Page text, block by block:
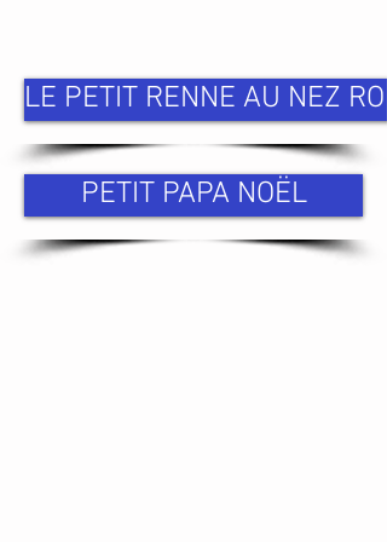
LE PETIT RENNE AU NEZ
PETIT PAPA NOËL